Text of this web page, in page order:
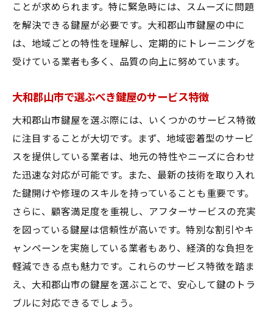
ことが求められます。特に緊急時には、スムーズに問題
を解決できる鍵屋が必要です。大和郡山市鍵屋の中に
は、地域ごとの特性を理解し、定期的にトレーニングを
受けている業者も多く、品質の向上に努めています。
大和郡山市で選ぶべき鍵屋のサービス特徴
大和郡山市鍵屋を選ぶ際には、いくつかのサービス特徴
に注目することが大切です。まず、地域密着型のサービ
スを提供している業者は、地元の特性やニーズに合わせ
た迅速な対応が可能です。また、最新の技術を取り入れ
た鍵開けや修理のスキルを持っていることも重要です。
さらに、顧客満足度を重視し、アフターサービスの充実
を図っている鍵屋は信頼性が高いです。特別な割引やキ
ャンペーンを実施している業者もあり、経済的な負担を
軽減できる点も魅力です。これらのサービス特徴を踏ま
え、大和郡山市の鍵屋を選ぶことで、安心して鍵のトラ
ブルに対応できるでしょう。